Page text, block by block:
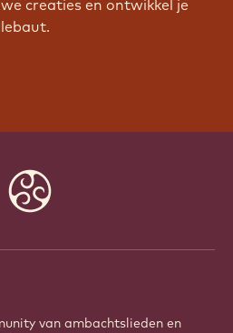
creaties en ontwikkel je
van ambachtslieden en